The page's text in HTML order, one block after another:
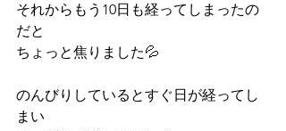
それからもう10日も経ってしまったの
だと
ちょっと焦りました💦
のんびりしているとすぐ日が経ってし
まい